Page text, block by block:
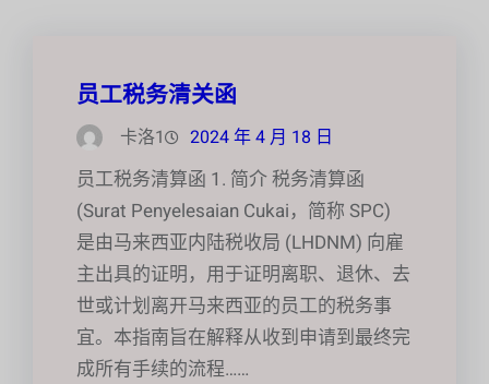
员工税务清关函
卡洛1 2024 年 4 月 18 日
员工税务清算函 1. 简介 税务清算函
(Surat Penyelesaian Cukai，简称 SPC)
是由马来西亚内陆税收局 (LHDNM) 向雇
主出具的证明，用于证明离职、退休、去
世或计划离开马来西亚的员工的税务事
宜。本指南旨在解释从收到申请到最终完
成所有手续的流程……